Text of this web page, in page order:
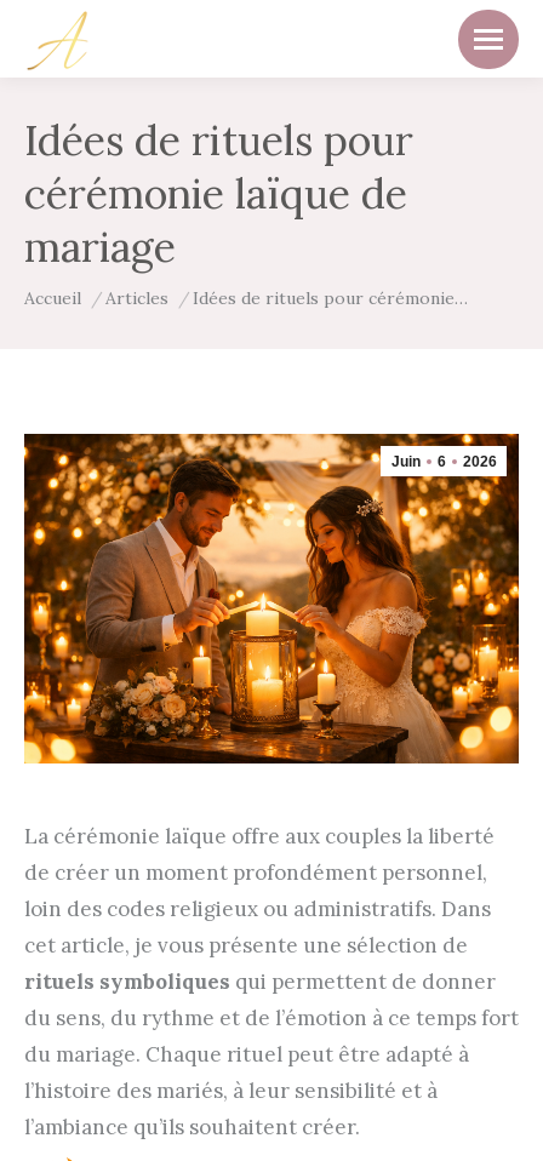
Idées de rituels pour
cérémonie laïque de
mariage
Vous êtes ici :
Accueil Articles Idées de rituels pour cérémonie…
Juin 6 2026
La cérémonie laïque offre aux couples la liberté
de créer un moment profondément personnel,
loin des codes religieux ou administratifs. Dans
cet article, je vous présente une sélection de
rituels symboliques qui permettent de donner
du sens, du rythme et de l’émotion à ce temps fort
du mariage. Chaque rituel peut être adapté à
l’histoire des mariés, à leur sensibilité et à
l’ambiance qu’ils souhaitent créer.